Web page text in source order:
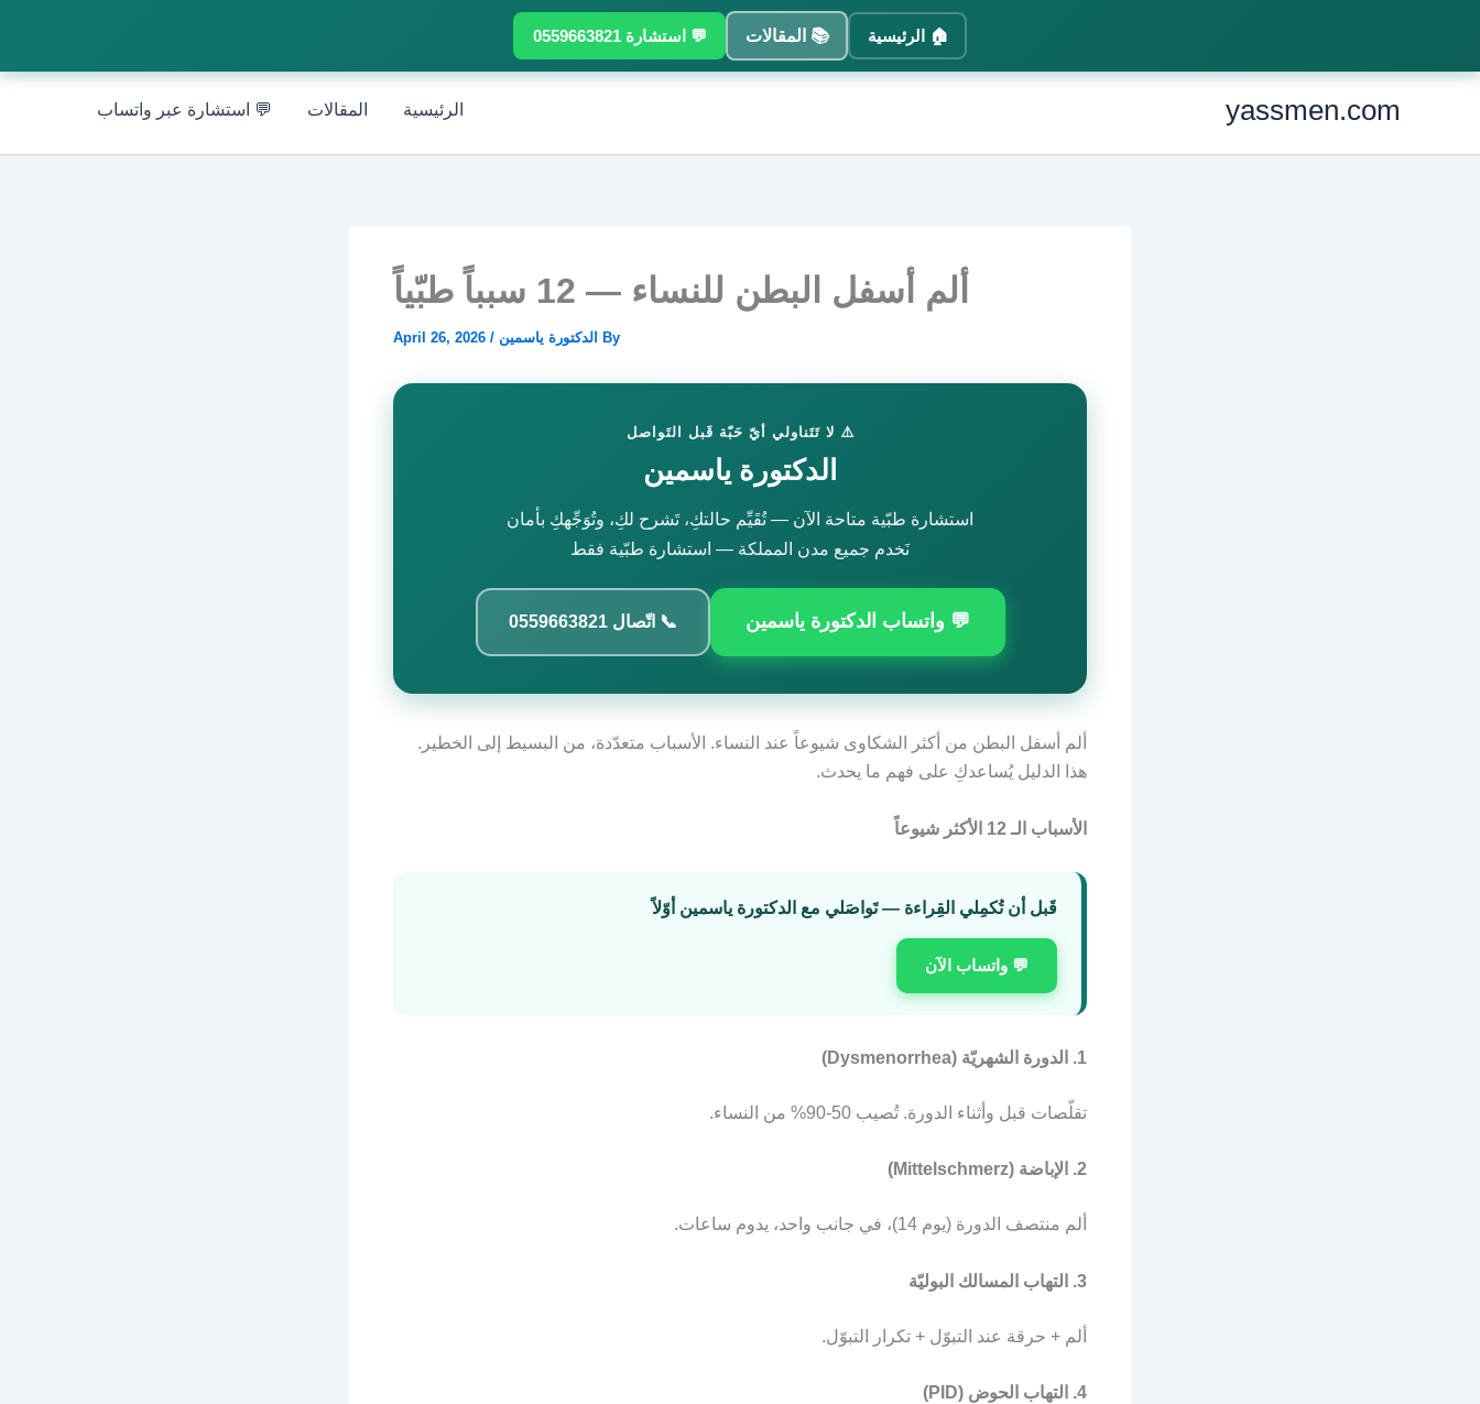
content
yassmen.com الرئيسية المقالات 💬 استشارة عبر واتساب
ألم أسفل البطن للنساء — 12 سبباً طبّياً
By الدكتورة ياسمين /
April 26, 2026
⚠️ لا تَتَناولي أيّ حَبّة قَبل التَواصل
الدكتورة ياسمين
استشارة طبّية متاحة الآن — تُقَيِّم حالتكِ، تَشرح لكِ، وتُوَجِّهكِ بأمان
نَخدم جميع مدن المملكة — استشارة طبّية فقط
💬 واتساب الدكتورة ياسمين 📞 اتّصال 0559663821
ألم أسفل البطن من أكثر الشكاوى شيوعاً عند النساء. الأسباب متعدّدة، من البسيط إلى الخطير.
هذا الدليل يُساعدكِ على فهم ما يحدث.
الأسباب الـ 12 الأكثر شيوعاً
قَبل أن تُكمِلي القِراءة — تَواصَلي مع الدكتورة ياسمين أوّلاً
💬 واتساب الآن
1. الدورة الشهريّة (Dysmenorrhea)
تقلّصات قبل وأثناء الدورة. تُصيب 50-90% من النساء.
2. الإباضة (Mittelschmerz)
ألم منتصف الدورة (يوم 14)، في جانب واحد، يدوم ساعات.
3. التهاب المسالك البوليّة
ألم + حرقة عند التبوّل + تكرار التبوّل.
4. التهاب الحوض (PID)
🏠 الرئيسية 📚 المقالات 💬 استشارة 0559663821